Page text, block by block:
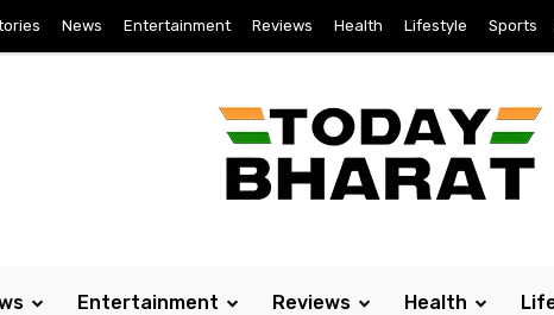
News Entertainment Reviews Health Lifestyle Sports
Entertainment Reviews Health